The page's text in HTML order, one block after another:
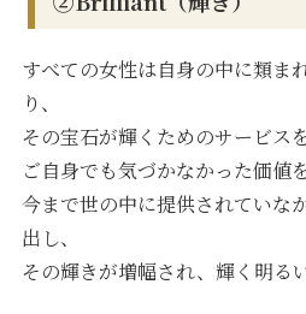
すべての女性は自身の中に類ま
り、
その宝石が輝くためのサービス
ご自身でも気づかなかった価値
今まで世の中に提供されていな
出し、
その輝きが増幅され、輝く明る